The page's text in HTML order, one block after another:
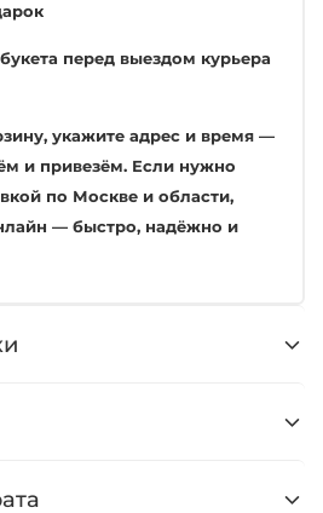
перед выездом курьера
укажите адрес и время —
и привезём. Если нужно
по Москве и области,
— быстро, надёжно и